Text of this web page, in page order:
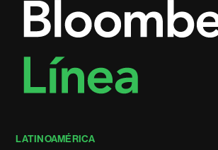
LATINOAMÉRICA